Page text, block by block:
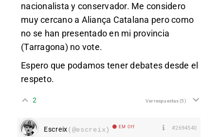
nacionalista y conservador. Me considero
muy cercano a Aliança Catalana pero como
no se han presentado en mi provincia
(Tarragona) no vote.
Espero que podamos tener debates desde el
respeto.
2 Ver respuestas(5)
Escreix(@escreix) EM Off #2694540